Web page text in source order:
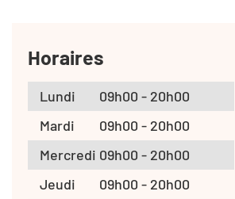
Horaires
Lundi
09h00 - 20h00
Mardi
09h00 - 20h00
Mercredi 09h00 - 20h00
Jeudi
09h00 - 20h00